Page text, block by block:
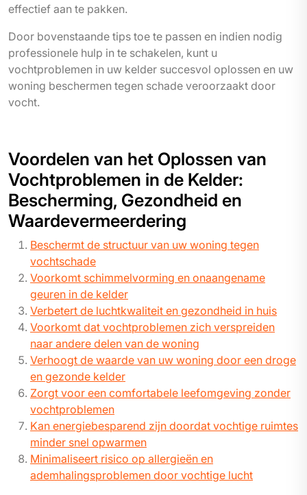
effectief aan te pakken.
Door bovenstaande tips toe te passen en indien nodig
professionele hulp in te schakelen, kunt u
vochtproblemen in uw kelder succesvol oplossen en uw
woning beschermen tegen schade veroorzaakt door
vocht.
Voordelen van het Oplossen van
Vochtproblemen in de Kelder:
Bescherming, Gezondheid en
Waardevermeerdering
Beschermt de structuur van uw woning tegen
vochtschade
Voorkomt schimmelvorming en onaangename
geuren in de kelder
Verbetert de luchtkwaliteit en gezondheid in huis
Voorkomt dat vochtproblemen zich verspreiden
naar andere delen van de woning
Verhoogt de waarde van uw woning door een droge
en gezonde kelder
Zorgt voor een comfortabele leefomgeving zonder
vochtproblemen
Kan energiebesparend zijn doordat vochtige ruimtes
minder snel opwarmen
Minimaliseert risico op allergieën en
ademhalingsproblemen door vochtige lucht